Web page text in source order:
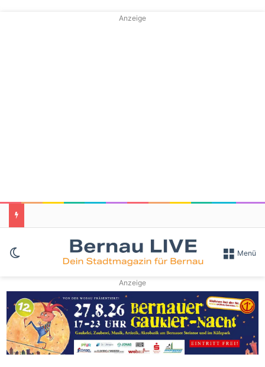
Anzeige
Skin umschalten Menü
Anzeige